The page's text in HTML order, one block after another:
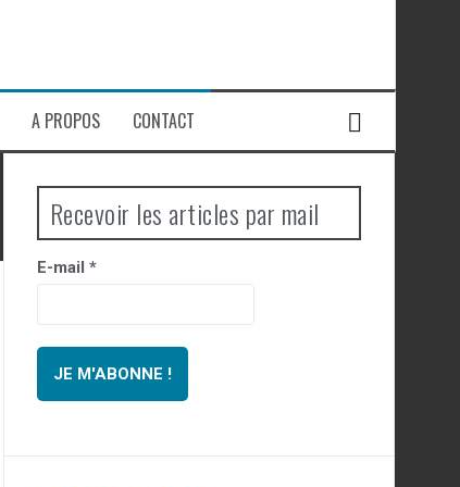
A PROPOS CONTACT
Recevoir les articles par mail
E-mail *